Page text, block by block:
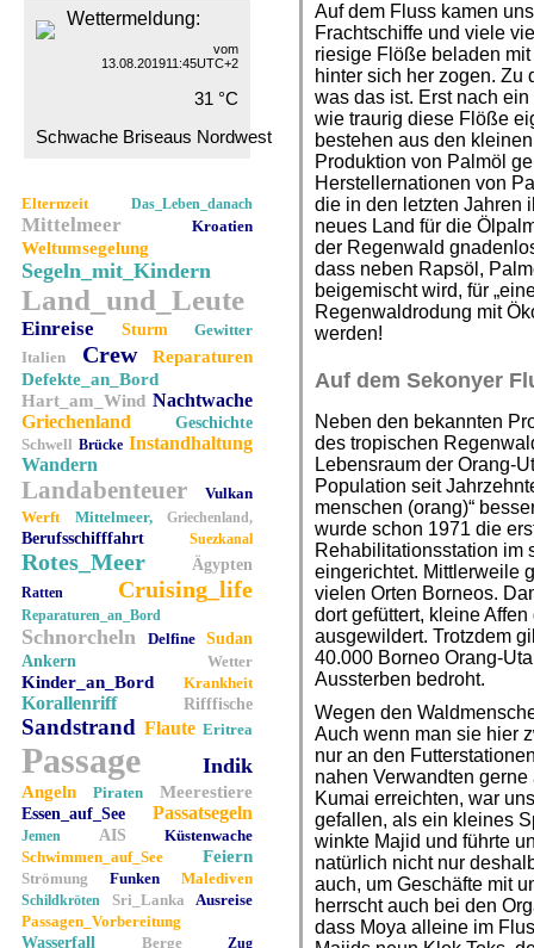
Wettermeldung:
vom
13.08.201911:45UTC+2
31 °C
Schwache Briseaus Nordwest
Elternzeit Das_Leben_danach
Mittelmeer Kroatien
Weltumsegelung
Segeln_mit_Kindern
Land_und_Leute
Einreise Sturm
Gewitter
Italien
Crew
Reparaturen
Defekte_an_Bord
Hart_am_Wind Nachtwache
Griechenland
Geschichte
Schwell Brücke Instandhaltung
Wandern
Landabenteuer
Vulkan
Werft
Mittelmeer, Griechenland,
Berufsschifffahrt Suezkanal
Rotes_Meer Ägypten
Ratten Cruising_life
Reparaturen_an_Bord
Schnorcheln Delfine
Sudan
Ankern
Wetter
Kinder_an_Bord Krankheit
Korallenriff Rifffische
Sandstrand Flaute Eritrea
Passage Indik
Angeln Piraten Meerestiere
Essen_auf_See Passatsegeln
Jemen AIS
Küstenwache
Schwimmen_auf_See
Feiern
Strömung Funken Malediven
Schildkröten Sri_Lanka
Ausreise
Passagen_Vorbereitung
Wasserfall
Berge Zug
Auf dem Fluss kamen
Frachtschiffe und viele
riesige Flöße beladen
hinter sich her zogen. Zu
was das ist. Erst nach
wie traurig diese Flöße
bestehen aus den
Produktion von Palmöl
Herstellernationen von
die in den letzten Jahren
neues Land für die
der Regenwald
dass neben Rapsöl,
beigemischt wird, für
Regenwaldrodung mit
werden!
Auf dem Sekonyer
Neben den bekannten
des tropischen
Lebensraum der Orang-
Population seit
menschen (orang)“
wurde schon 1971 die
Rehabilitationsstation im
eingerichtet. Mittlerweile
vielen Orten Borneos.
dort gefüttert, kleine
ausgewildert. Trotzdem
40.000 Borneo Orang-
Aussterben bedroht.
Wegen den
Auch wenn man sie hier
nur an den
nahen Verwandten
Kumai erreichten, war
gefallen, als ein kleines
winkte Majid und führte
natürlich nicht nur
auch, um Geschäfte mit
herrscht auch bei den
dass Moya alleine im